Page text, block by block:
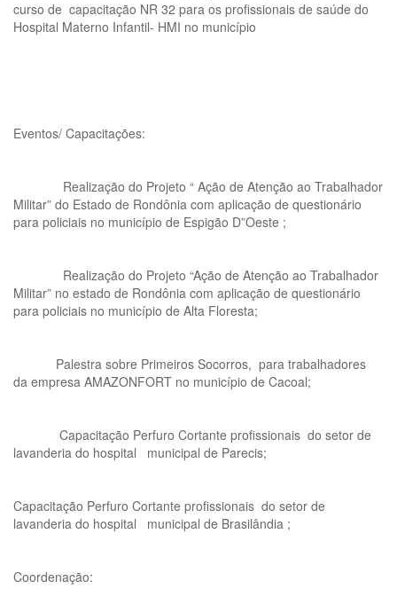
curso de capacitação NR 32 para os profissionais de saúde do
Hospital Materno Infantil- HMI no município
Eventos/ Capacitações:
Realização do Projeto “ Ação de Atenção ao Trabalhador
Militar” do Estado de Rondônia com aplicação de questionário
para policiais no município de Espigão D”Oeste ;
Realização do Projeto “Ação de Atenção ao Trabalhador
Militar” no estado de Rondônia com aplicação de questionário
para policiais no município de Alta Floresta;
Palestra sobre Primeiros Socorros, para trabalhadores
da empresa AMAZONFORT no município de Cacoal;
Capacitação Perfuro Cortante profissionais do setor de
lavanderia do hospital municipal de Parecis;
Capacitação Perfuro Cortante profissionais do setor de
lavanderia do hospital municipal de Brasilândia ;
Coordenação: